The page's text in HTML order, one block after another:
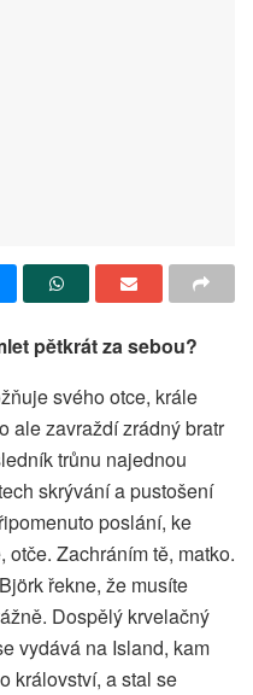
pětkrát za sebou?
svého otce, krále
ale zavraždí zrádný bratr
trůnu najednou
skrývání a pustošení
poslání, ke
otče. Zachráním tě, matko.
řekne, že musíte
Dospělý krvelačný
vydává na Island, kam
království, a stal se